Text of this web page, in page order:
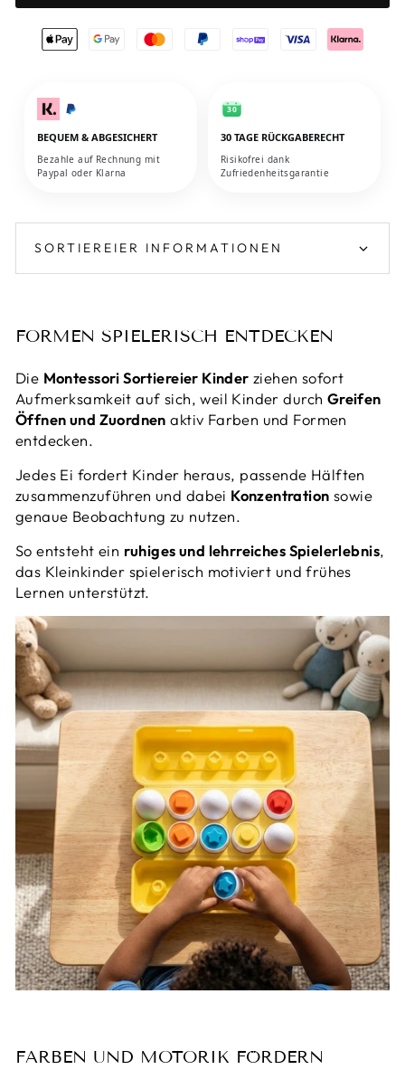
BEQUEM & ABGESICHERT
Bezahle auf Rechnung mit
Paypal oder Klarna
30
30 TAGE RÜCKGABERECHT
Risikofrei dank
Zufriedenheitsgarantie
SORTIEREIER INFORMATIONEN
FORMEN SPIELERISCH ENTDECKEN
Die Montessori Sortiereier Kinder ziehen sofort
Aufmerksamkeit auf sich, weil Kinder durch Greifen
Öffnen und Zuordnen aktiv Farben und Formen
entdecken.
Jedes Ei fordert Kinder heraus, passende Hälften
zusammenzuführen und dabei Konzentration sowie
genaue Beobachtung zu nutzen.
So entsteht ein ruhiges und lehrreiches Spielerlebnis,
das Kleinkinder spielerisch motiviert und frühes
Lernen unterstützt.
FARBEN UND MOTORIK FÖRDERN